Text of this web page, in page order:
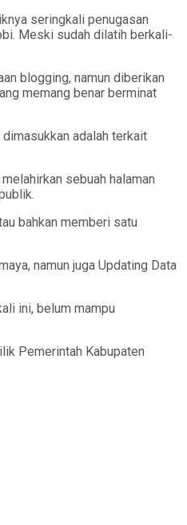
seringkali penugasan
Meski sudah dilatih berkali-
blogging, namun diberikan
memang benar berminat
adalah terkait
sebuah halaman
bahkan memberi satu
namun juga Updating Data
ini, belum mampu
Pemerintah Kabupaten